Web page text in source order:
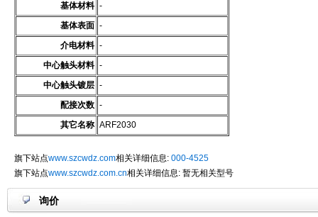
基体材料 -
基体表面 -
介电材料 -
中心触头材料 -
中心触头镀层 -
配接次数 -
其它名称 ARF2030
旗下站点www.szcwdz.com相关详细信息: 000-4525
旗下站点www.szcwdz.com.cn相关详细信息: 暂无相关型号
询价